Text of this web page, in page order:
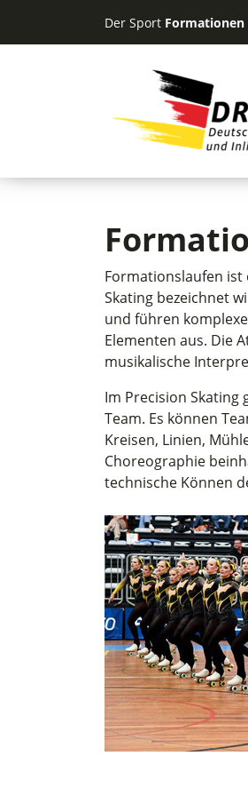
Der Sport Formationen
Formationslaufen ist
Skating bezeichnet
und führen
Elementen aus. Die
musikalische
Im Precision Skating
Team. Es können
Kreisen, Linien,
Choreographie
technische Können